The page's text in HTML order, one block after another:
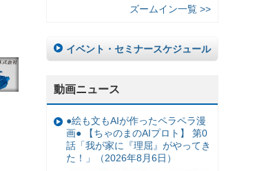
ズームイン一覧 >>
イベント・セミナースケジュール
動画ニュース
●絵も文もAIが作ったペラペラ漫
画● 【ちゃのまのAIプロト】 第0
話「我が家に『理屈』がやってき
た！」（2026年8月6日）